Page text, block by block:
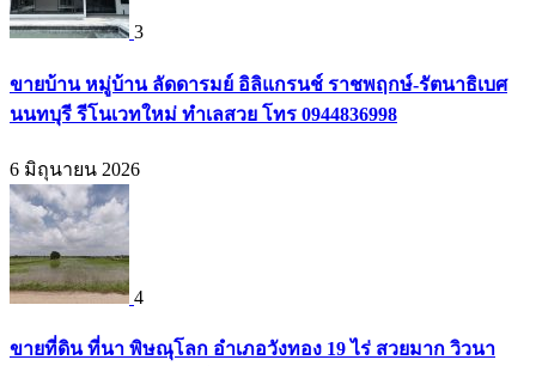
3
ขายบ้าน หมู่บ้าน ลัดดารมย์ อิลิแกรนช์ ราชพฤกษ์-รัตนาธิเบศ
นนทบุรี รีโนเวทใหม่ ทำเลสวย โทร 0944836998
6 มิถุนายน 2026
4
ขายที่ดิน ที่นา พิษณุโลก อำเภอวังทอง 19 ไร่ สวยมาก วิวนา